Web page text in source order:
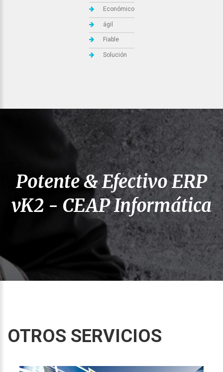
Económico
ágil
Fiable
Solución
Potente & EfectivoERP
vK2 - CEAP Informática
OTROS SERVICIOS